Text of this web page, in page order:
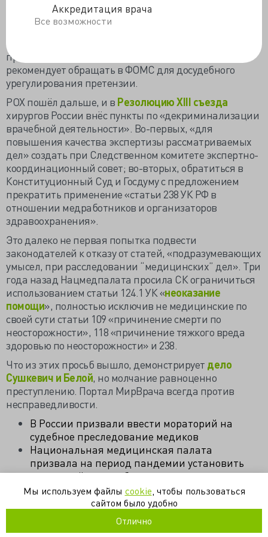
Аккредитация врача
Все возможности
услуг медицинских адвокатов и международных
правозащитных организаций, плодящих
призывы к пациентам обращаться в суд – это
преступление против общества и врачей». Палата
рекомендует обращать в ФОМС для досудебного
урегулирования претензии.
РОХ пошёл дальше, и в Резолюцию XIII съезда
хирургов России внёс пункты по «декриминализации
врачебной деятельности». Во-первых, «для
повышения качества экспертизы рассматриваемых
дел» создать при Следственном комитете экспертно-
координационный совет; во-вторых, обратиться в
Конституционный Суд и Госдуму с предложением
прекратить применение «статьи 238 УК РФ в
отношении медработников и организаторов
здравоохранения».
Это далеко не первая попытка подвести
законодателей к отказу от статей, «подразумевающих
умысел, при расследовании “медицинских” дел». Три
года назад Нацмедпалата просила СК ограничиться
использованием статьи 124.1 УК «неоказание
помощи», полностью исключив не медицинские по
своей сути статьи 109 «причинение смерти по
неосторожности», 118 «причинение тяжкого вреда
здоровью по неосторожности» и 238.
Что из этих просьб вышло, демонстрирует дело
Сушкевич и Белой, но молчание равноценно
преступлению. Портал МирВрача всегда против
несправедливости.
В России призвали ввести мораторий на
судебное преследование медиков
Национальная медицинская палата
призвала на период пандемии установить
мораторий на судебное преследование
медицинских работников по делам,
связанным с оказанием медицинской помощи
пациентам с коронавирусной инфекцией
РЕЗОЛЮЦИЯ XIII СЪЕЗДА ХИРУРГОВ РОССИИ
Мы используем файлы cookie , чтобы пользоваться
сайтом было удобно
Отлично